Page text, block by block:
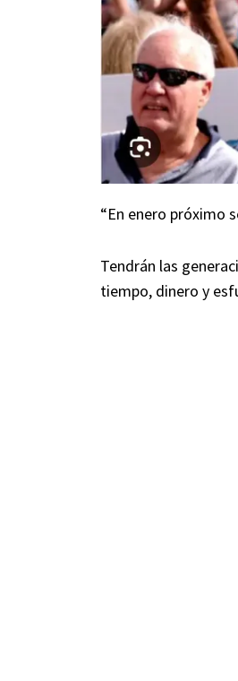
“En enero próximo
Tendrán las
tiempo, dinero y